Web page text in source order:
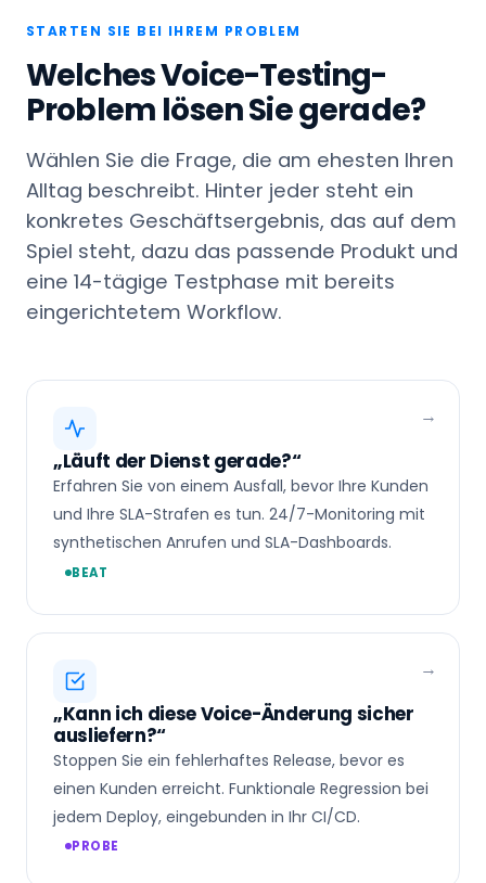
STARTEN SIE BEI IHREM PROBLEM
Welches Voice-Testing-
Problem lösen Sie gerade?
Wählen Sie die Frage, die am ehesten Ihren
Alltag beschreibt. Hinter jeder steht ein
konkretes Geschäftsergebnis, das auf dem
Spiel steht, dazu das passende Produkt und
eine 14-tägige Testphase mit bereits
eingerichtetem Workflow.
„Läuft der Dienst gerade?“
Erfahren Sie von einem Ausfall, bevor Ihre Kunden
und Ihre SLA-Strafen es tun. 24/7-Monitoring mit
synthetischen Anrufen und SLA-Dashboards.
BEAT
„Kann ich diese Voice-Änderung sicher
ausliefern?“
Stoppen Sie ein fehlerhaftes Release, bevor es
einen Kunden erreicht. Funktionale Regression bei
jedem Deploy, eingebunden in Ihr CI/CD.
PROBE